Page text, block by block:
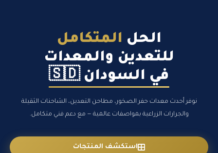
الحل المتكامل
للتعدين والمعدات
في السودان 🇸🇩
نوفر أحدث معدات حفر الصخور، مطاحن التعدين، الشاحنات الثقيلة
والجرارات الزراعية بمواصفات عالمية — مع دعم فني متكامل.
استكشف المنتجات